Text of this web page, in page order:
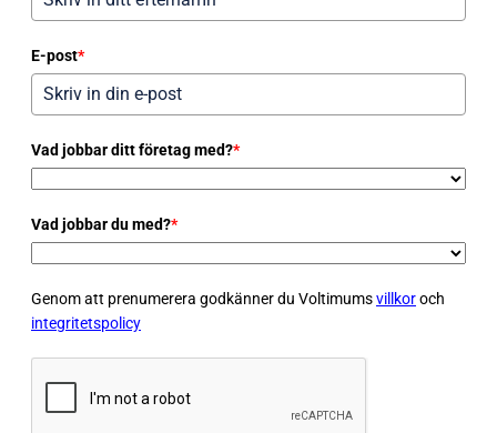
E-post*
Vad jobbar ditt företag med?*
Vad jobbar du med?*
Genom att prenumerera godkänner du Voltimumsvillkoroch
integritetspolicy